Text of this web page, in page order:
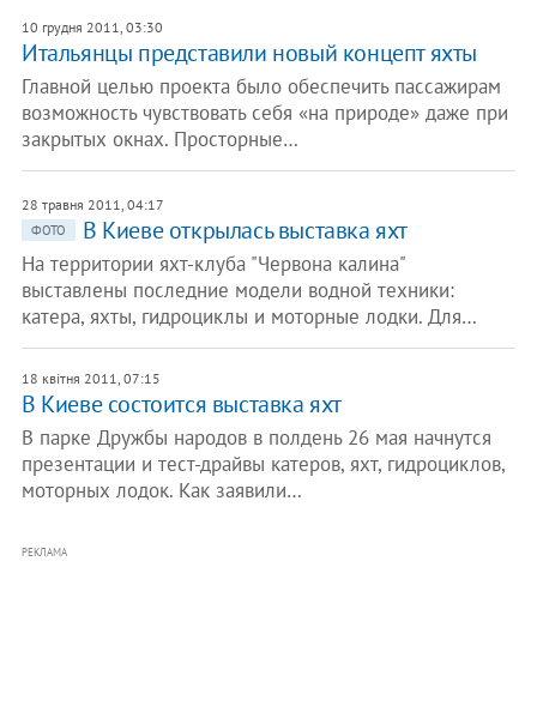
10 грудня 2011, 03:30
Итальянцы представили новый концепт яхты
Главной целью проекта было обеспечить пассажирам
возможность чувствовать себя «на природе» даже при
закрытых окнах. Просторные…
28 травня 2011, 04:17
ФОТО В Киеве открылась выставка яхт
На территории яхт-клуба "Червона калина"
выставлены последние модели водной техники:
катера, яхты, гидроциклы и моторные лодки. Для…
18 квітня 2011, 07:15
В Киеве состоится выставка яхт
В парке Дружбы народов в полдень 26 мая начнутся
презентации и тест-драйвы катеров, яхт, гидроциклов,
моторных лодок. Как заявили…
РЕКЛАМА